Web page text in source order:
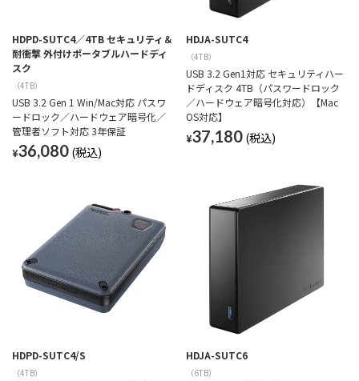
HDPD-SUTC4／4TB セキュリティ＆
耐衝撃 外付けポータブルハードディ
スク
（4TB）
USB 3.2 Gen 1 Win/Mac対応 パスワ
ードロック／ハードウェア暗号化／
管理者ソフト対応 3年保証
¥36,080
HDJA-SUTC4
（4TB）
USB 3.2 Gen1対応 セキュリティハー
ドディスク 4TB（パスワードロック
／ハードウェア暗号化対応）【Mac
OS対応】
¥37,180
HDPD-SUTC4/S
（4TB）
HDJA-SUTC6
（6TB）